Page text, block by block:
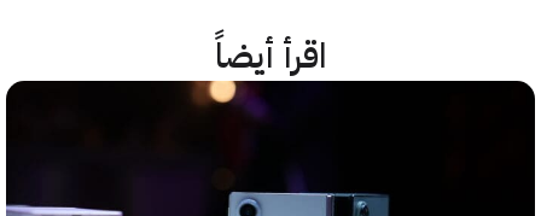
اقرأ أيضاً